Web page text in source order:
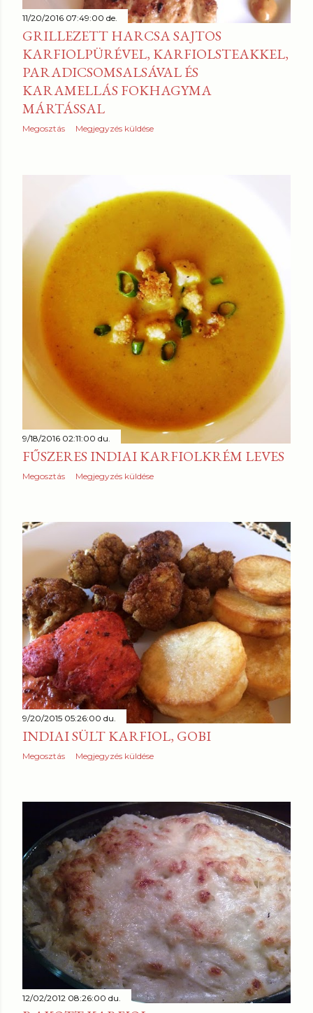
11/20/2016 07:49:00 de.
GRILLEZETT HARCSA SAJTOS
KARFIOLPÜRÉVEL, KARFIOLSTEAKKEL,
PARADICSOMSALSÁVAL ÉS
KARAMELLÁS FOKHAGYMA
MÁRTÁSSAL
Megosztás Megjegyzés küldése
9/18/2016 02:11:00 du.
FŰSZERES INDIAI KARFIOLKRÉM LEVES
Megosztás Megjegyzés küldése
9/20/2015 05:26:00 du.
INDIAI SÜLT KARFIOL, GOBI
Megosztás Megjegyzés küldése
12/02/2012 08:26:00 du.